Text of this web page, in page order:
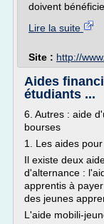
doivent
Lire la suite
Site : http://
Aides
étudiants ...
6. Autres : aide
bourses
1. Les aides
Il existe deux
d'alternance :
apprentis à
des jeunes
L'aide mobili-